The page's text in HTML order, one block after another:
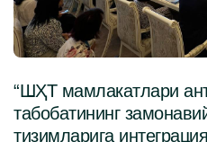
“ШҲТ мамлакатлари
табобатининг
тизимларига